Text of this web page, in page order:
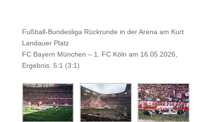
Fußball-Bundesliga Rückrunde in der Arena am Kurt
Landauer Platz
FC Bayern München – 1. FC Köln am 16.05.2026,
Ergebnis: 5:1 (3:1)